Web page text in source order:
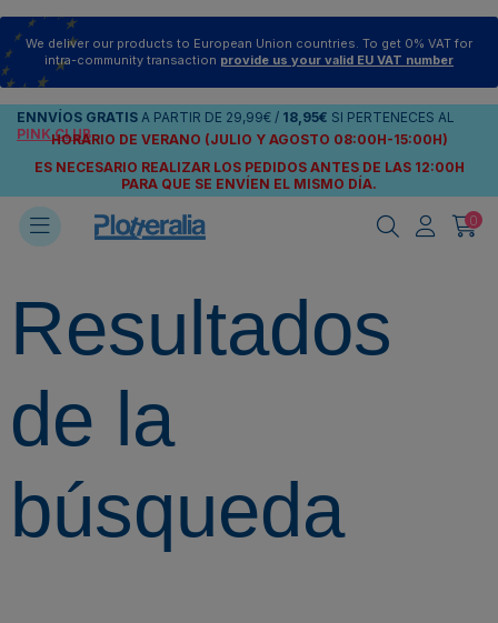
We deliver our products to European Union countries. To get 0% VAT for
intra-community transaction provide us your valid EU VAT number
ENNVÍOS GRATIS A PARTIR DE 29,99€ / 18,95€ SI PERTENECES AL
PINK CLUB
HORARIO DE VERANO (JULIO Y AGOSTO 08:00H-15:00H)
ES NECESARIO REALIZAR LOS PEDIDOS ANTES DE LAS 12:00H
PARA QUE SE ENVÍEN EL MISMO DÍA.
0
Resultados
de la
búsqueda